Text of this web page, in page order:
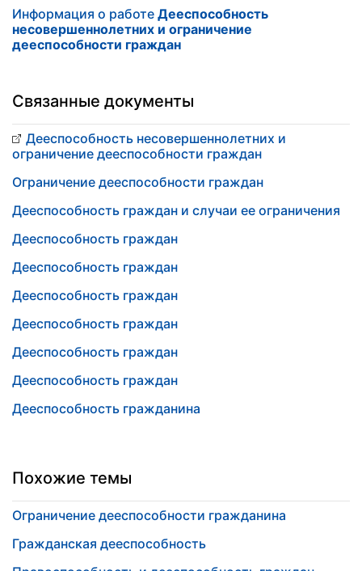
Информация о работе Дееспособность
несовершеннолетних и ограничение
дееспособности граждан
Связанные документы
Дееспособность несовершеннолетних и
ограничение дееспособности граждан
Ограничение дееспособности граждан
Дееспособность граждан и случаи ее ограничения
Дееспособность граждан
Дееспособность граждан
Дееспособность граждан
Дееспособность граждан
Дееспособность граждан
Дееспособность граждан
Дееспособность гражданина
Похожие темы
Ограничение дееспособности гражданина
Гражданская дееспособность